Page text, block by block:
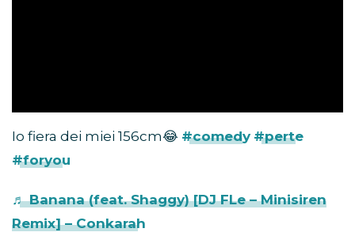
Io fiera dei miei 156cm😂 #comedy #perte
#foryou
♬ Banana (feat. Shaggy) [DJ FLe – Minisiren
Remix] – Conkarah